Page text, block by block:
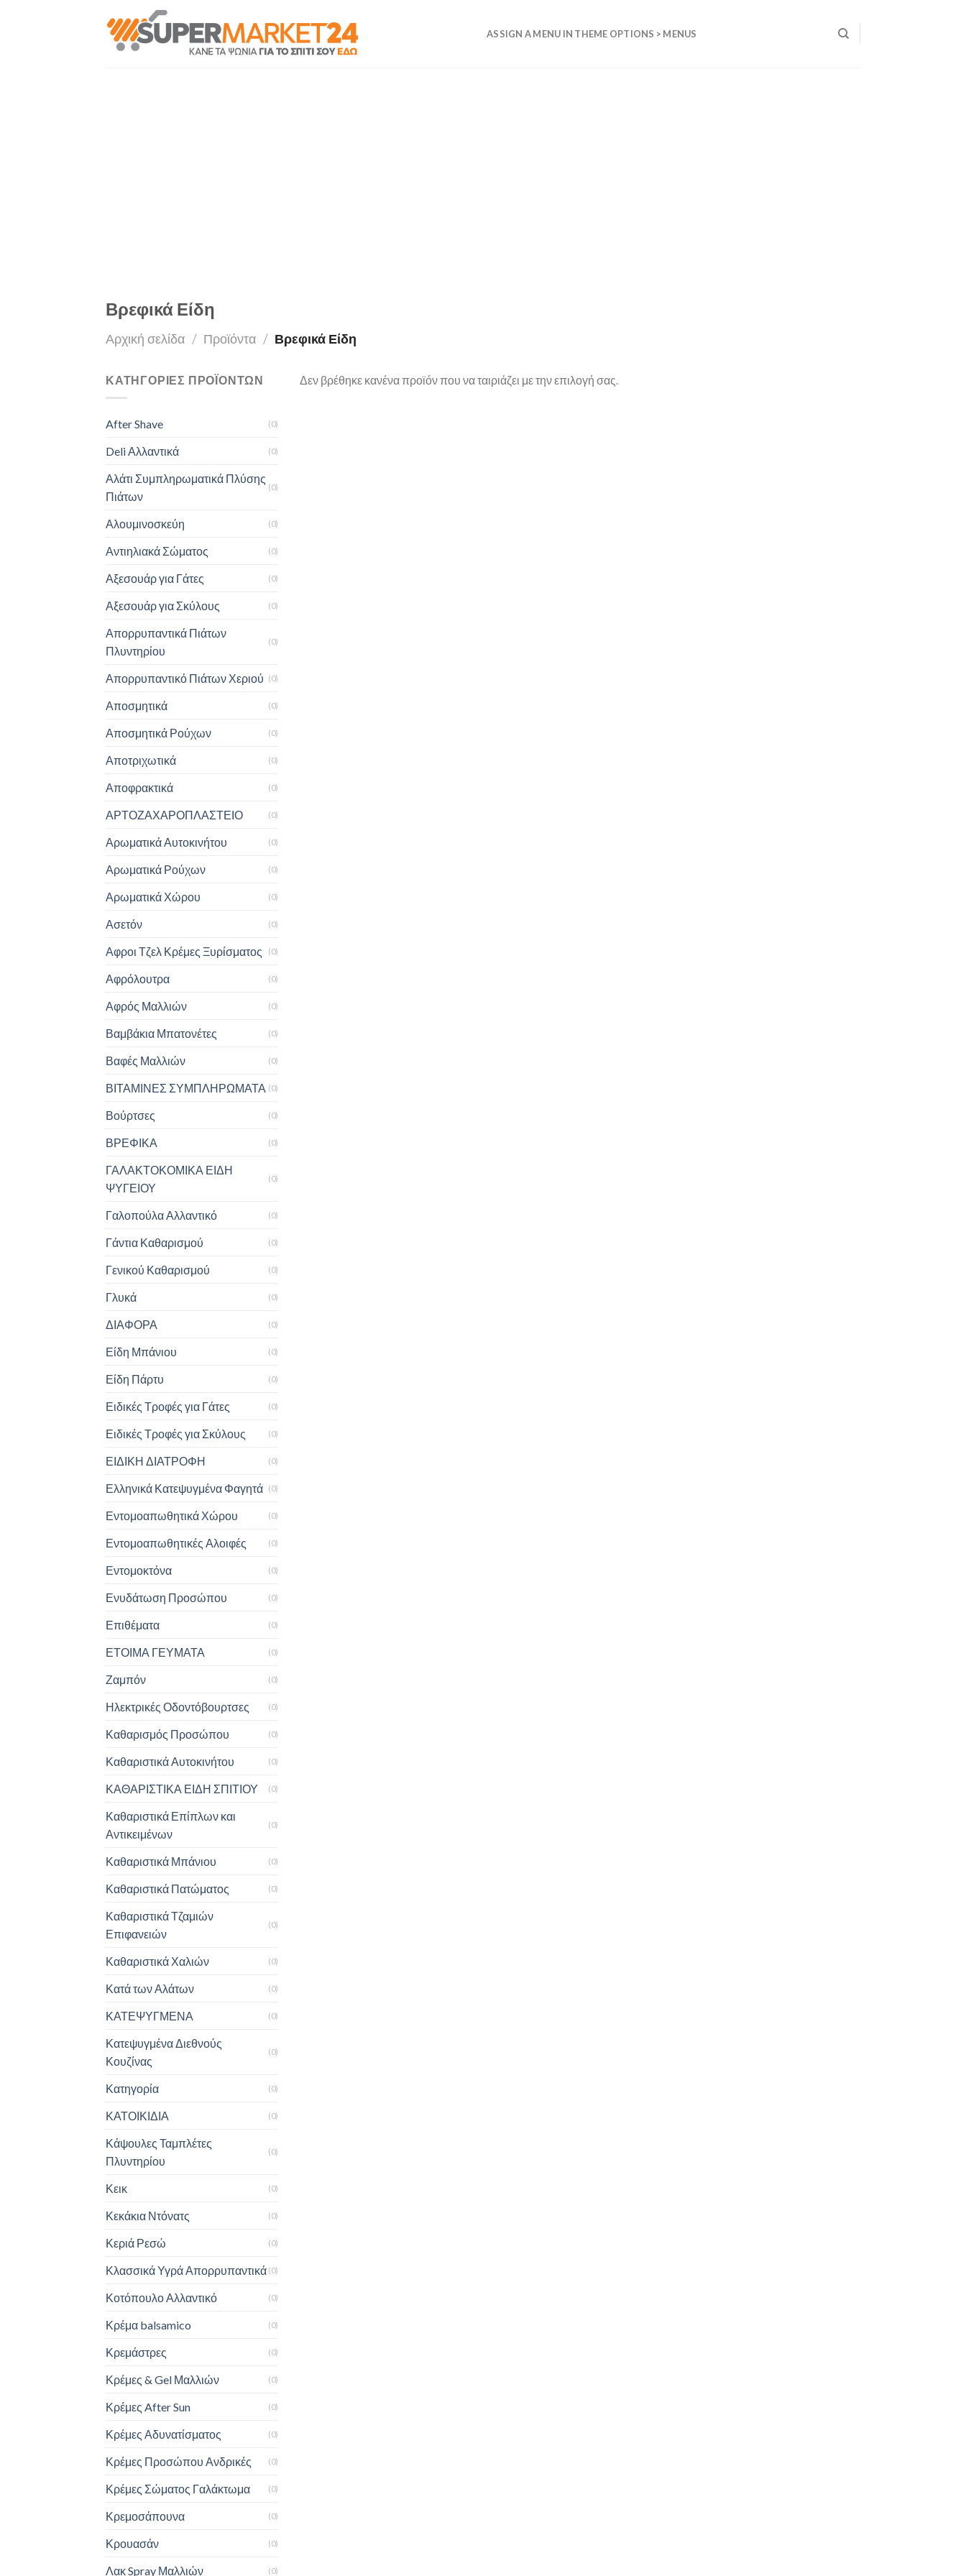
ASSIGN A MENU IN THEME OPTIONS > MENUS
Βρεφικά Είδη
Αρχική σελίδα / Προϊόντα / Βρεφικά Είδη
ΚΑΤΗΓΟΡΊΕΣ ΠΡΟΪΌΝΤΩΝ
After Shave (0)
Deli Αλλαντικά (0)
Αλάτι Συμπληρωματικά Πλύσης
Πιάτων
(0)
Αλουμινοσκεύη (0)
Αντιηλιακά Σώματος (0)
Αξεσουάρ για Γάτες (0)
Αξεσουάρ για Σκύλους (0)
Απορρυπαντικά Πιάτων
Πλυντηρίου
(0)
Απορρυπαντικό Πιάτων Χεριού (0)
Αποσμητικά (0)
Αποσμητικά Ρούχων (0)
Αποτριχωτικά (0)
Αποφρακτικά (0)
ΑΡΤΟΖΑΧΑΡΟΠΛΑΣΤΕΙΟ (0)
Αρωματικά Αυτοκινήτου (0)
Αρωματικά Ρούχων (0)
Αρωματικά Χώρου (0)
Ασετόν (0)
Αφροι Τζελ Κρέμες Ξυρίσματος (0)
Αφρόλουτρα (0)
Αφρός Μαλλιών (0)
Βαμβάκια Μπατονέτες (0)
Βαφές Μαλλιών (0)
ΒΙΤΑΜΙΝΕΣ ΣΥΜΠΛΗΡΩΜΑΤΑ (0)
Βούρτσες (0)
ΒΡΕΦΙΚΑ (0)
ΓΑΛΑΚΤΟΚΟΜΙΚΑ ΕΙΔΗ
ΨΥΓΕΙΟΥ
(0)
Γαλοπούλα Αλλαντικό (0)
Γάντια Καθαρισμού (0)
Γενικού Καθαρισμού (0)
Γλυκά (0)
ΔΙΑΦΟΡΑ (0)
Είδη Μπάνιου (0)
Είδη Πάρτυ (0)
Ειδικές Τροφές για Γάτες (0)
Ειδικές Τροφές για Σκύλους (0)
ΕΙΔΙΚΗ ΔΙΑΤΡΟΦΗ (0)
Ελληνικά Κατεψυγμένα Φαγητά (0)
Εντομοαπωθητικά Χώρου (0)
Εντομοαπωθητικές Αλοιφές (0)
Εντομοκτόνα (0)
Ενυδάτωση Προσώπου (0)
Επιθέματα (0)
ΕΤΟΙΜΑ ΓΕΥΜΑΤΑ (0)
Ζαμπόν (0)
Ηλεκτρικές Οδοντόβουρτσες (0)
Καθαρισμός Προσώπου (0)
Καθαριστικά Αυτοκινήτου (0)
ΚΑΘΑΡΙΣΤΙΚΑ ΕΙΔΗ ΣΠΙΤΙΟΥ (0)
Καθαριστικά Επίπλων και
Αντικειμένων
(0)
Καθαριστικά Μπάνιου (0)
Καθαριστικά Πατώματος (0)
Καθαριστικά Τζαμιών
Επιφανειών
(0)
Καθαριστικά Χαλιών (0)
Κατά των Αλάτων (0)
ΚΑΤΕΨΥΓΜΕΝΑ (0)
Κατεψυγμένα Διεθνούς
Κουζίνας
(0)
Κατηγορία (0)
ΚΑΤΟΙΚΙΔΙΑ (0)
Κάψουλες Ταμπλέτες
Πλυντηρίου
(0)
Κεικ (0)
Κεκάκια Ντόνατς (0)
Κεριά Ρεσώ (0)
Κλασσικά Υγρά Απορρυπαντικά (0)
Κοτόπουλο Αλλαντικό (0)
Κρέμα balsamico (0)
Κρεμάστρες (0)
Κρέμες & Gel Μαλλιών (0)
Κρέμες After Sun (0)
Κρέμες Αδυνατίσματος (0)
Κρέμες Προσώπου Ανδρικές (0)
Κρέμες Σώματος Γαλάκτωμα (0)
Κρεμοσάπουνα (0)
Κρουασάν (0)
Λακ Spray Μαλλιών (0)
Δεν βρέθηκε κανένα προϊόν που να ταιριάζει με την επιλογή σας.